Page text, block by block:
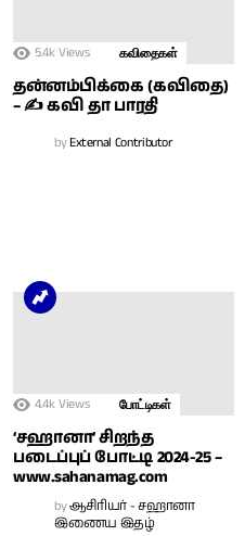
5.4k Views கவிதைகள்
தன்னம்பிக்கை (கவிதை)
– ✍ கவி தா பாரதி
byExternal Contributor
4.4k Views போட்டிகள்
‘சஹானா’ சிறந்த
படைப்புப் போட்டி 2024-25 –
www.sahanamag.com
byஆசிரியர் - சஹானா
இணைய இதழ்